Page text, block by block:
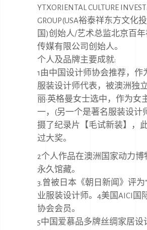
YTXORIENTAL CULTURE
GROUP(USA裕泰祥东方文化
国)创始人/艺术总监北京百
传媒有限公司创始人。
个人及品牌主要成就:
1由中国设计师协会推荐，作
服装设计师代表，被澳洲独
丽·英格曼女士选中，作为女
一，(另一个是著名服装设计
摄了纪录片【毛试新装】，
过大奖。
2个人作品在澳洲国家动力博
永久馆藏。
3.曾被日本《朝日新闻》评为
业服装设计师。4美国AICI国
协会会员。
5中国爱慕品多牌丝绸家居设